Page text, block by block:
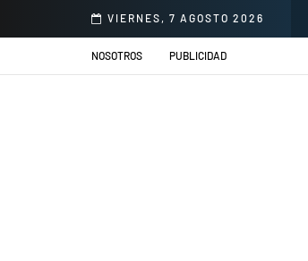
VIERNES, 7 AGOSTO 2026
se presentarán en el Jardín de la Cerveza Arequipeña
NOSOTROS PUBLICIDAD